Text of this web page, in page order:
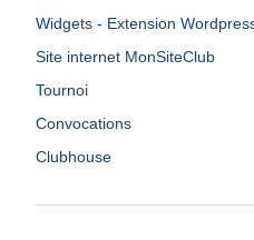
Widgets - Extension
Site internet MonSiteClub
Tournoi
Convocations
Clubhouse